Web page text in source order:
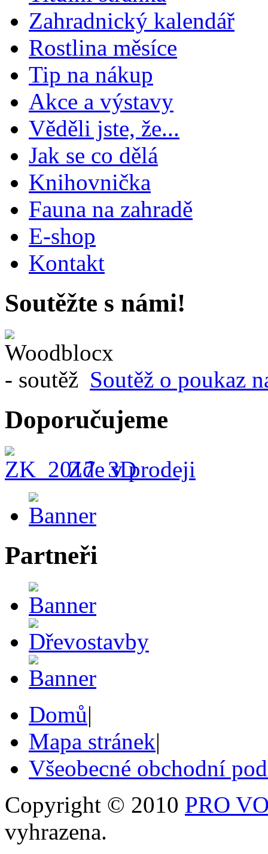
Zahradnický kalendář
Rostlina měsíce
Tip na nákup
Akce a výstavy
Věděli jste, že...
Jak se co dělá
Knihovnička
Fauna na zahradě
E-shop
Kontakt
Soutěžte s námi!
Soutěž o poukaz
Doporučujeme
Zde v prodeji
Partneři
Domů|
Mapa stránek|
Všeobecné obchodní
Copyright © 2010 PRO
vyhrazena.